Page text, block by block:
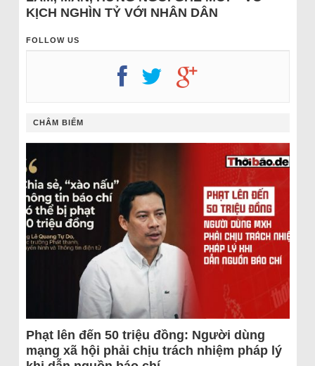
KỊCH NGHÌN TỶ VỚI NHÂN DÂN
FOLLOW US
CHÂM BIẾM
Phạt lên đến 50 triệu đồng: Người dùng
mạng xã hội phải chịu trách nhiệm pháp lý